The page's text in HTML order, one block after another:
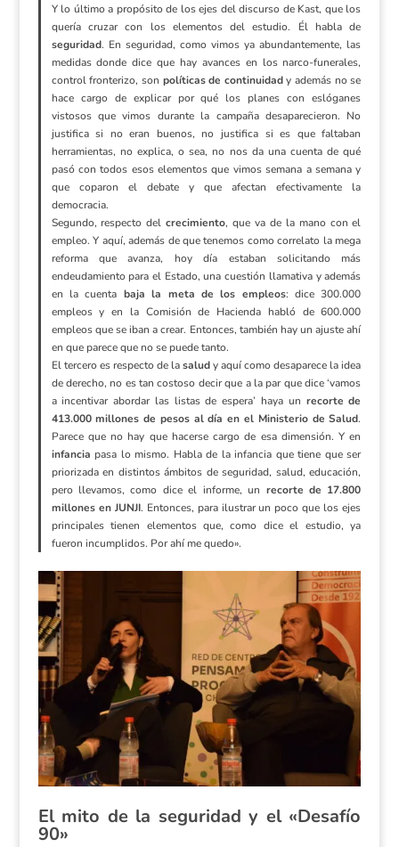
Y lo último a propósito de los ejes del discurso de Kast, que los
quería cruzar con los elementos del estudio. Él habla de
seguridad. En seguridad, como vimos ya abundantemente, las
medidas donde dice que hay avances en los narco-funerales,
control fronterizo, son políticas de continuidady además no se
hace cargo de explicar por qué los planes con eslóganes
vistosos que vimos durante la campaña desaparecieron. No
justifica si no eran buenos, no justifica si es que faltaban
herramientas, no explica, o sea, no nos da una cuenta de qué
pasó con todos esos elementos que vimos semana a semana y
que coparon el debate y que afectan efectivamente la
democracia.
Segundo, respecto delcrecimiento, que va de la mano con el
empleo. Y aquí, además de que tenemos como correlato la mega
reforma que avanza, hoy día estaban solicitando más
endeudamiento para el Estado, una cuestión llamativa y además
en la cuenta baja la meta de los empleos: dice 300.000
empleos y en la Comisión de Hacienda habló de 600.000
empleos que se iban a crear. Entonces, también hay un ajuste ahí
en que parece que no se puede tanto.
El tercero es respecto de lasaludy aquí como desaparece la idea
de derecho, no es tan costoso decir que a la par que dice ‘vamos
a incentivar abordar las listas de espera’ haya un recorte de
413.000 millones de pesos al día en el Ministerio de Salud.
Parece que no hay que hacerse cargo de esa dimensión. Y en
infancia pasa lo mismo. Habla de la infancia que tiene que ser
priorizada en distintos ámbitos de seguridad, salud, educación,
pero llevamos, como dice el informe, un recorte de 17.800
millones en JUNJI. Entonces, para ilustrar un poco que los ejes
principales tienen elementos que, como dice el estudio, ya
fueron incumplidos. Por ahí me quedo».
El mito de la seguridad y el «Desafío
90»